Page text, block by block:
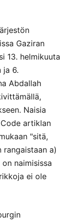
Gaziran
13. helmikuuta
ja 6.
Abdallah
Naisia
artiklan
"sitä,
a)
naimisissa
ei ole